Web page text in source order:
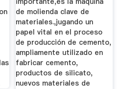
de molienda clave de
materiales.,jugando un
papel vital en el proceso
de producción de cemento,
ampliamente utilizado en
fabricar cemento,
productos de silicato,
nuevos materiales de